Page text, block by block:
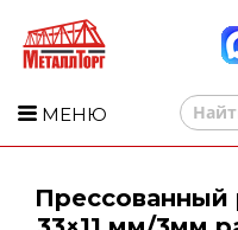
МЕНЮ
Прессованный